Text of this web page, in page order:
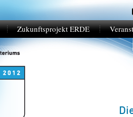
Zukunftsprojekt ERDE